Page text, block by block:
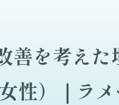
善を考えた
性）｜ラ